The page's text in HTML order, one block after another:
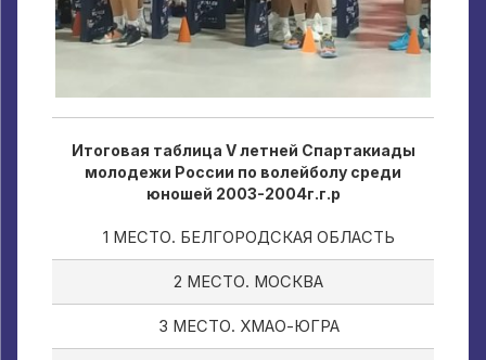
Итоговая таблица V летней Спартакиады
молодежи России по волейболу среди
юношей 2003-2004г.г.р
1 МЕСТО. БЕЛГОРОДСКАЯ ОБЛАСТЬ
2 МЕСТО. МОСКВА
3 МЕСТО. ХМАО-ЮГРА